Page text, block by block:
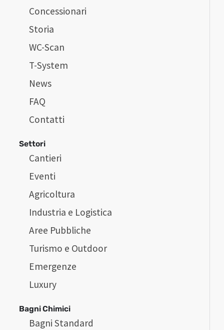
Concessionari
Storia
WC-Scan
T-System
News
FAQ
Contatti
Settori
Cantieri
Eventi
Agricoltura
Industria e Logistica
Aree Pubbliche
Turismo e Outdoor
Emergenze
Luxury
Bagni Chimici
Bagni Standard